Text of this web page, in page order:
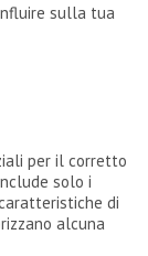
sulla tua
per il corretto
solo i
di
alcuna